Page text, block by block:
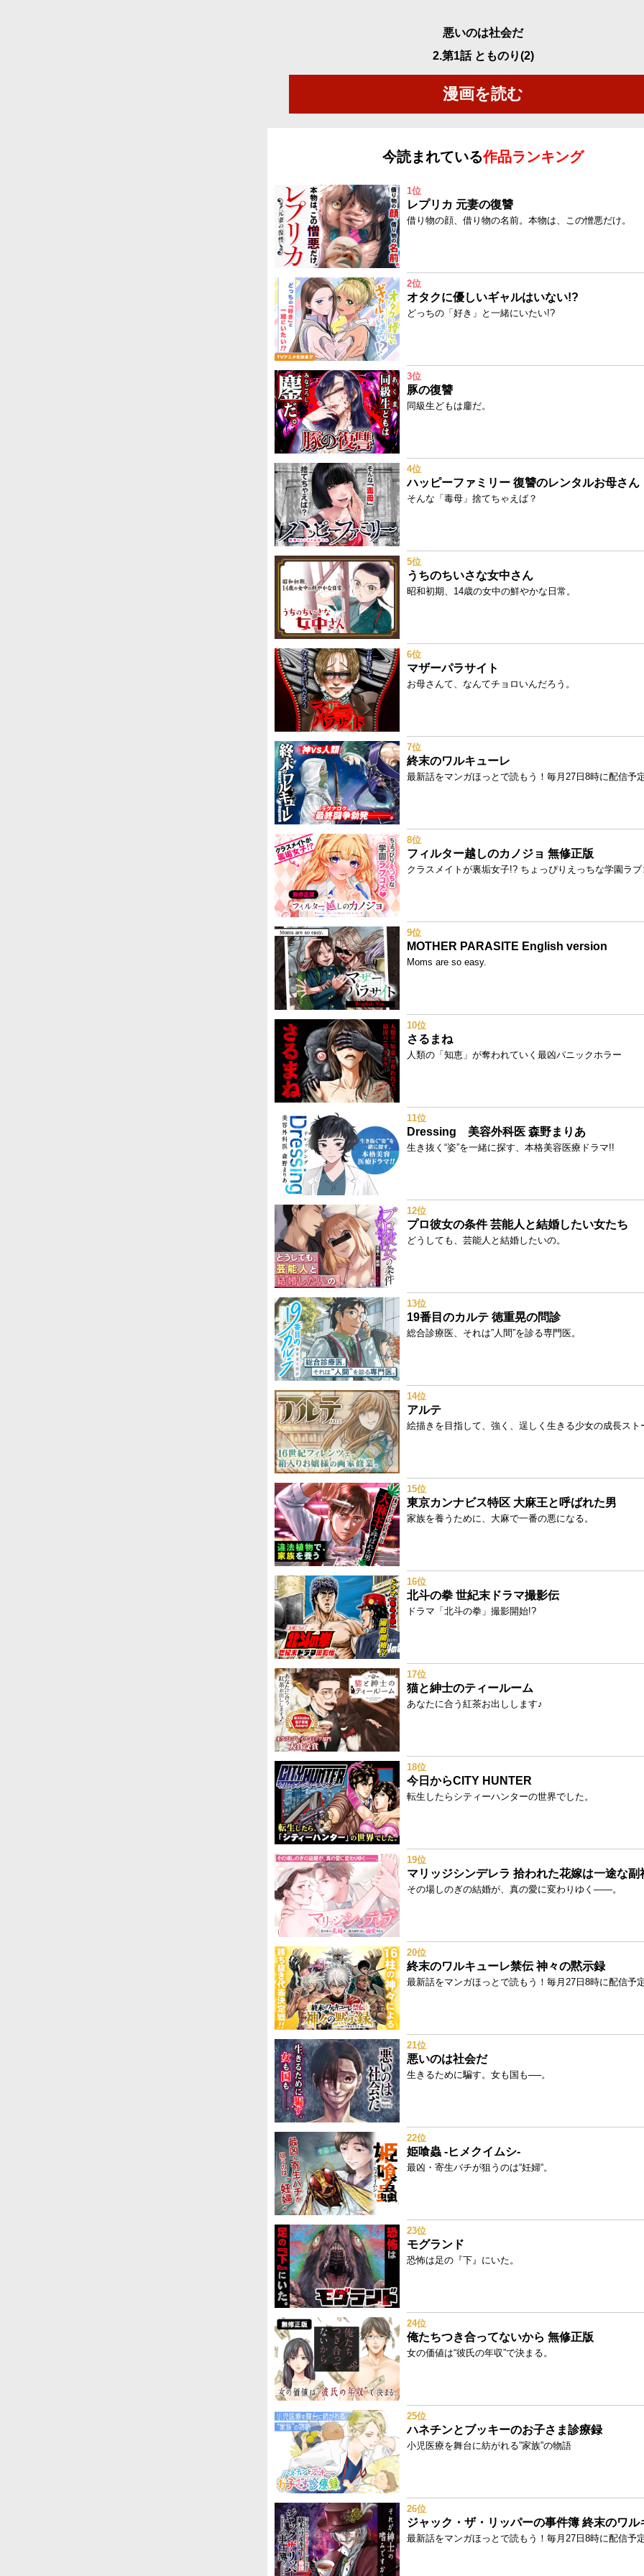
悪いのは社会だ
2.第1話 とものり(2)
漫画を読む
今読まれている作品ランキング
1位
レプリカ 元妻の復讐
借り物の顔、借り物の名前。本物は、この憎悪だけ。
2位
オタクに優しいギャルはいない!?
どっちの「好き」と一緒にいたい!?
3位
豚の復讐
同級生どもは鏖だ。
4位
ハッピーファミリー 復讐のレンタルお母さん
そんな「毒母」捨てちゃえば？
5位
うちのちいさな女中さん
昭和初期、14歳の女中の鮮やかな日常。
6位
マザーパラサイト
お母さんて、なんてチョロいんだろう。
7位
終末のワルキューレ
最新話をマンガほっとで読もう！毎月27日8時に配信予
8位
フィルター越しのカノジョ 無修正版
クラスメイトが裏垢女子!? ちょっぴりえっちな学園ラ
9位
MOTHER PARASITE English version
Moms are so easy.
10位
さるまね
人類の「知恵」が奪われていく最凶パニックホラー
11位
Dressing 美容外科医 森野まりあ
生き抜く“姿”を一緒に探す、本格美容医療ドラマ!!
12位
プロ彼女の条件 芸能人と結婚したい女たち
どうしても、芸能人と結婚したいの。
13位
19番目のカルテ 徳重晃の問診
総合診療医、それは”人間”を診る専門医。
14位
アルテ
絵描きを目指して、強く、逞しく生きる少女の成長スト
15位
東京カンナビス特区 大麻王と呼ばれた男
家族を養うために、大麻で一番の悪になる。
16位
北斗の拳 世紀末ドラマ撮影伝
ドラマ「北斗の拳」撮影開始!?
17位
猫と紳士のティールーム
あなたに合う紅茶お出しします♪
18位
今日からCITY HUNTER
転生したらシティーハンターの世界でした。
19位
その場しのぎの結婚が、真の愛に変わりゆく——。
20位
終末のワルキューレ禁伝 神々の黙示録
最新話をマンガほっとで読もう！毎月27日8時に配信予
21位
悪いのは社会だ
生きるために騙す。女も国も──。
22位
姫喰蟲 -ヒメクイムシ-
最凶・寄生バチが狙うのは“妊婦“。
23位
モグランド
恐怖は足の『下』にいた。
24位
俺たちつき合ってないから 無修正版
女の価値は“彼氏の年収”で決まる。
25位
ハネチンとブッキーのお子さま診療録
小児医療を舞台に紡がれる”家族”の物語
26位
最新話をマンガほっとで読もう！毎月27日8時に配信予